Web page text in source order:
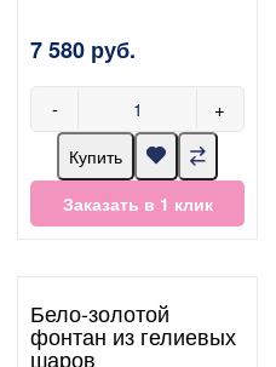
7 580 руб.
- +
Купить
Заказать в 1 клик
Бело-золотой
фонтан из гелиевых
шаров